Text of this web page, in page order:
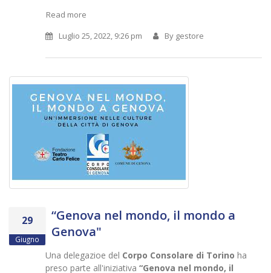
Read more
Luglio 25, 2022, 9:26 pm
By gestore
29
Giugno
“Genova nel mondo, il mondo a
Genova"
Una delegazioe del Corpo Consolare di Torino ha
preso parte all'iniziativa “Genova nel mondo, il